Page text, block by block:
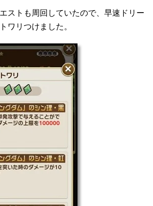
ストも周回していたので、早速ドリー
ワリつけました。